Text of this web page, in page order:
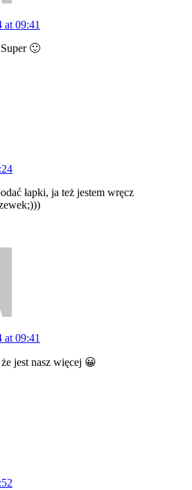
at 09:41
🙂
łapki, ja też jestem wręcz
at 09:41
jest nasz więcej 😀